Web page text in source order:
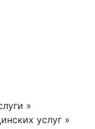
»
услуг »